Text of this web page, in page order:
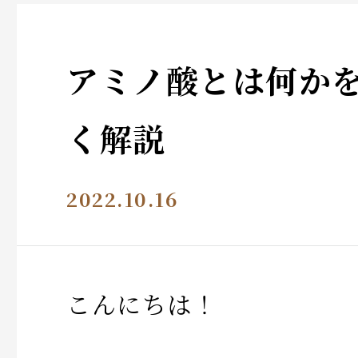
アミノ酸とは何か
く解説
2022.10.16
こんにちは！